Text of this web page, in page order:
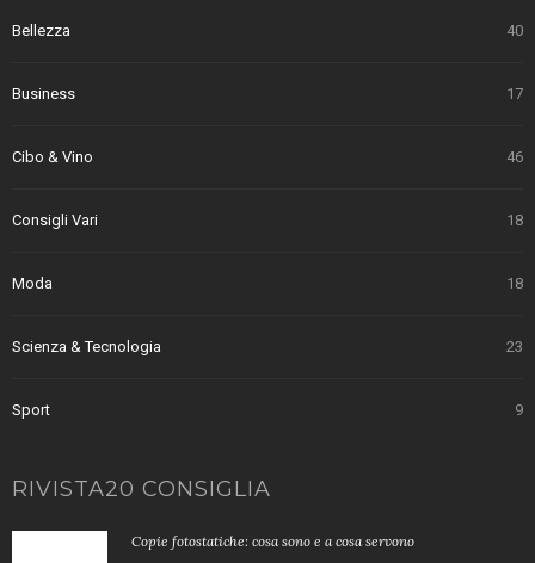
Bellezza 40
Business 17
Cibo & Vino 46
Consigli Vari 18
Moda 18
Scienza & Tecnologia 23
Sport 9
RIVISTA20 CONSIGLIA
Copie fotostatiche: cosa sono e a cosa servono